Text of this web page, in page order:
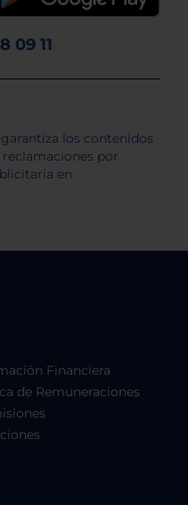
09 11
Financiera
de Remuneraciones